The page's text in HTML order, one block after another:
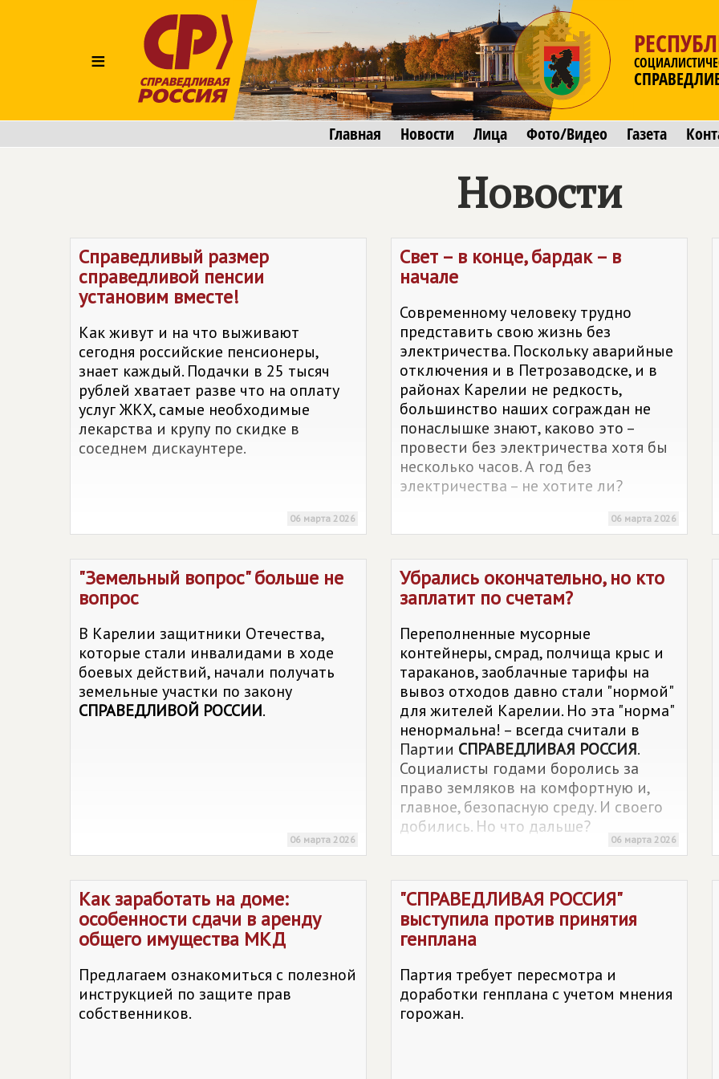
≡
Главная Новости Лица Фото/Видео Газета
Новости
Справедливый размер
справедливой пенсии
установим вместе!
Как живут и на что выживают
сегодня российские пенсионеры,
знает каждый. Подачки в 25 тысяч
рублей хватает разве что на оплату
услуг ЖКХ, самые необходимые
лекарства и крупу по скидке в
соседнем дискаунтере.
06 марта 2026
Свет – в конце, бардак – в
начале
Современному человеку трудно
представить свою жизнь без
электричества. Поскольку аварийные
отключения и в Петрозаводске, и в
районах Карелии не редкость,
большинство наших сограждан не
понаслышке знают, каково это –
провести без электричества хотя бы
несколько часов. А год без
электричества – не хотите ли?
06 марта 2026
"Земельный вопрос" больше не
вопрос
В Карелии защитники Отечества,
которые стали инвалидами в ходе
боевых действий, начали получать
земельные участки по закону
СПРАВЕДЛИВОЙ РОССИИ.
06 марта 2026
Убрались окончательно, но кто
заплатит по счетам?
Переполненные мусорные
контейнеры, смрад, полчища крыс и
тараканов, заоблачные тарифы на
вывоз отходов давно стали "нормой"
для жителей Карелии. Но эта "норма"
ненормальна! – всегда считали в
Партии СПРАВЕДЛИВАЯ РОССИЯ.
Социалисты годами боролись за
право земляков на комфортную и,
главное, безопасную среду. И своего
добились. Но что дальше?
06 марта 2026
Как заработать на доме:
особенности сдачи в аренду
общего имущества МКД
Предлагаем ознакомиться с полезной
инструкцией по защите прав
собственников.
"СПРАВЕДЛИВАЯ РОССИЯ"
выступила против принятия
генплана
Партия требует пересмотра и
доработки генплана с учетом мнения
горожан.